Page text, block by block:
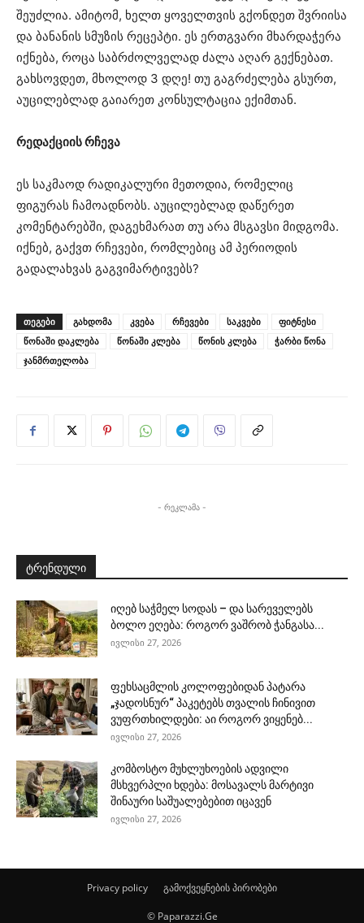
შეუძლია. ამიტომ, ხელთ ყოველთვის გქონდეთ შვრიისა
და ბანანის სმუზის რეცეპტი. ეს ერთგვარი მხარდაჭერა
იქნება, როცა საბრძოლველად ძალა აღარ გექნებათ.
გახსოვდეთ, მხოლოდ 3 დღე! თუ გაგრძელება გსურთ,
აუცილებლად გაიარეთ კონსულტაცია ექიმთან.
რედაქციის რჩევა
ეს საკმაოდ რადიკალური მეთოდია, რომელიც
ფიგურას ჩამოადნობს. აუცილებლად დაწერეთ
კომენტარებში, დაგეხმარათ თუ არა მსგავსი მიდგომა.
იქნებ, გაქვთ რჩევები, რომლებიც ამ პერიოდის
გადალახვას გაგვიმარტივებს?
ᲗᲔᲒᲔᲑᲘ გახდომა კვება რჩევები საკვები
ფიტნესი
წონაში დაკლება
წონაში კლება წონის კლება
ჭარბი წონა
ჯანმრთელობა
- რეკლამა -
ტრენდული
იღებ საჭმელ სოდას – და სარეველებს
ბოლო ეღება: როგორ ვაშრობ ჭანგასა...
ივლისი 27, 2026
ფეხსაცმლის კოლოფებიდან პატარა
„ჯადოსნურ“ პაკეტებს თვალის ჩინივით
ვუფრთხილდები: აი როგორ ვიყენებ...
ივლისი 27, 2026
კომბოსტო მუხლუხოების ადვილი
მსხვერპლი ხდება: მოსავალს მარტივი
შინაური საშუალებებით იცავენ
ივლისი 27, 2026
Privacy policy გამოქვეყნების პირობები
© Paparazzi.Ge